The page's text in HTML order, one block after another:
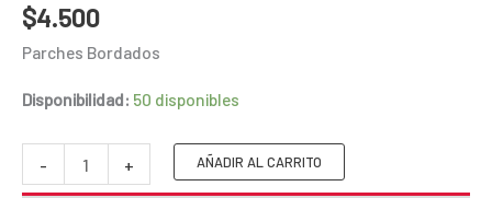
$4.500
Parches Bordados
Disponibilidad: 50 disponibles
-
PBRM634A
Garra
+ AÑADIR AL CARRITO